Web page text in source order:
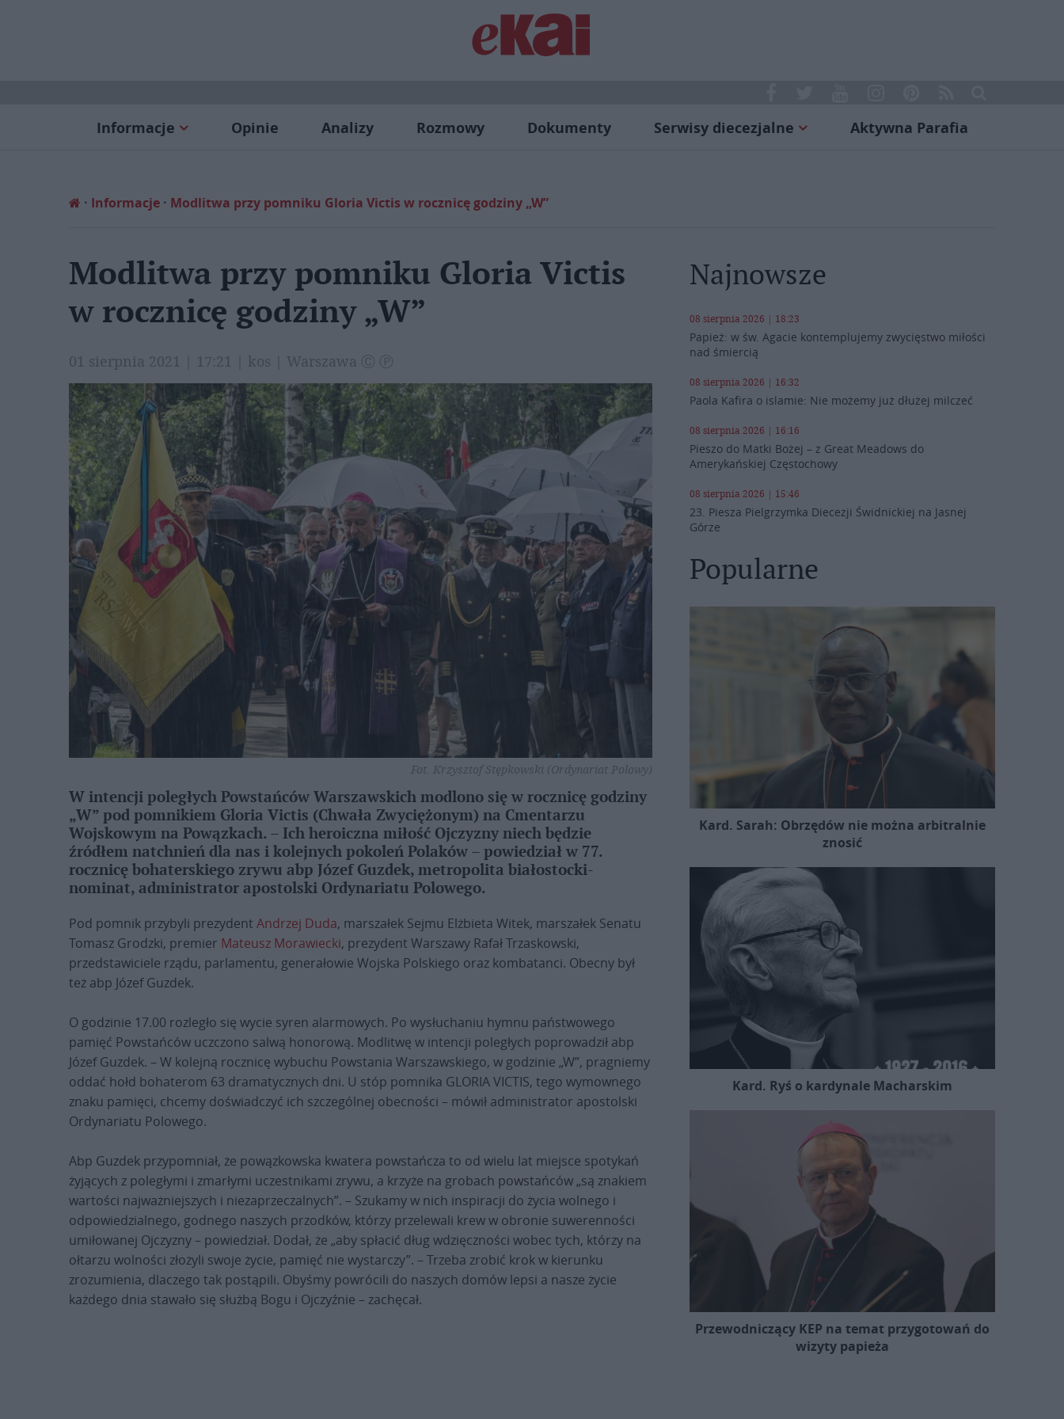
Informacje Opinie Analizy Rozmowy Dokumenty Serwisy diecezjalne Aktywna Parafia
Informacje Modlitwa przy pomniku Gloria Victis w rocznicę godziny „W”
Modlitwa przy pomniku Gloria Victis
w rocznicę godziny „W”
01 sierpnia 2021 | 17:21 | kos | Warszawa Ⓒ Ⓟ
Fot. Krzysztof Stępkowski (Ordynariat Polowy)
W intencji poległych Powstańców Warszawskich modlono się w rocznicę godziny
„W” pod pomnikiem Gloria Victis (Chwała Zwyciężonym) na Cmentarzu
Wojskowym na Powązkach. – Ich heroiczna miłość Ojczyzny niech będzie
źródłem natchnień dla nas i kolejnych pokoleń Polaków – powiedział w 77.
rocznicę bohaterskiego zrywu abp Józef Guzdek, metropolita białostocki-
nominat, administrator apostolski Ordynariatu Polowego.
Pod pomnik przybyli prezydent Andrzej Duda, marszałek Sejmu Elżbieta Witek, marszałek Senatu
Tomasz Grodzki, premier Mateusz Morawiecki, prezydent Warszawy Rafał Trzaskowski,
przedstawiciele rządu, parlamentu, generałowie Wojska Polskiego oraz kombatanci. Obecny był
też abp Józef Guzdek.
O godzinie 17.00 rozległo się wycie syren alarmowych. Po wysłuchaniu hymnu państwowego
pamięć Powstańców uczczono salwą honorową. Modlitwę w intencji poległych poprowadził abp
Józef Guzdek. – W kolejną rocznicę wybuchu Powstania Warszawskiego, w godzinie „W”, pragniemy
oddać hołd bohaterom 63 dramatycznych dni. U stóp pomnika GLORIA VICTIS, tego wymownego
znaku pamięci, chcemy doświadczyć ich szczególnej obecności – mówił administrator apostolski
Ordynariatu Polowego.
Abp Guzdek przypomniał, że powązkowska kwatera powstańcza to od wielu lat miejsce spotykań
żyjących z poległymi i zmarłymi uczestnikami zrywu, a krzyże na grobach powstańców „są znakiem
wartości najważniejszych i niezaprzeczalnych”. – Szukamy w nich inspiracji do życia wolnego i
odpowiedzialnego, godnego naszych przodków, którzy przelewali krew w obronie suwerenności
umiłowanej Ojczyzny – powiedział. Dodał, że „aby spłacić dług wdzięczności wobec tych, którzy na
ołtarzu wolności złożyli swoje życie, pamięć nie wystarczy”. – Trzeba zrobić krok w kierunku
zrozumienia, dlaczego tak postąpili. Obyśmy powrócili do naszych domów lepsi a nasze życie
każdego dnia stawało się służbą Bogu i Ojczyźnie – zachęcał.
Najnowsze
08 sierpnia 2026 | 18:23
Papież: w św. Agacie kontemplujemy zwycięstwo miłości
nad śmiercią
08 sierpnia 2026 | 16:32
Paola Kafira o islamie: Nie możemy już dłużej milczeć
08 sierpnia 2026 | 16:16
Pieszo do Matki Bożej – z Great Meadows do
Amerykańskiej Częstochowy
08 sierpnia 2026 | 15:46
23. Piesza Pielgrzymka Diecezji Świdnickiej na Jasnej
Górze
Popularne
Kard. Sarah: Obrzędów nie można arbitralnie
znosić
Kard. Ryś o kardynale Macharskim
Przewodniczący KEP na temat przygotowań do
wizyty papieża